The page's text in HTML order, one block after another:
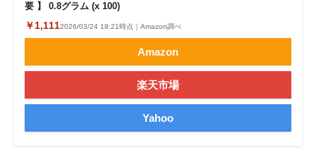
経営リーダーのコミュニティ
ITエンジニア向け専門サイト
要 】 0.8グラム (x 100)
￥1,1112026/03/24 18:21時点｜Amazon調べ
Amazon
楽天市場
Yahoo